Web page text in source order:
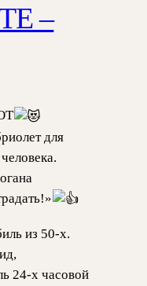
–
для
из 50-х.
24-х часовой